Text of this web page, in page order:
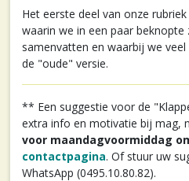
Het eerste deel van onze
waarin we in een paar beknopte
samenvatten en waarbij we
de "oude" versie.
** Een suggestie voor de
extra info en motivatie bij mag,
voor maandagvoormiddag
contactpagina. Of stuur uw
WhatsApp (0495.10.80.82).